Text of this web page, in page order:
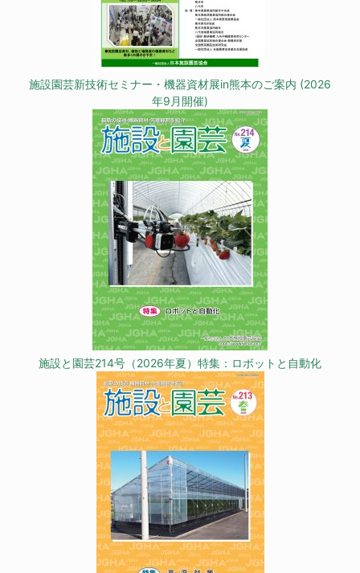
施設園芸新技術セミナー・機器資材展in熊本のご案内 (2026
年9月開催)
施設と園芸214号（2026年夏）特集：ロボットと自動化